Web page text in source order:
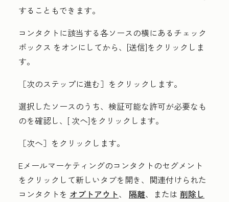
することもできます。
コンタクトに該当する各ソースの横にあるチェック
ボックス をオンにしてから、[送信]をクリックしま
す。
［次のステップに進む］ をクリックします。
選択したソースのうち、検証可能な許可が必要なも
のを確認し、[ 次へ]をクリックします。
［次へ］ をクリックします。
Eメールマーケティングのコンタクトのセグメント
をクリックして新しいタブを開き、関連付けられた
コンタクトを オプトアウト、 隔離、または 削除し